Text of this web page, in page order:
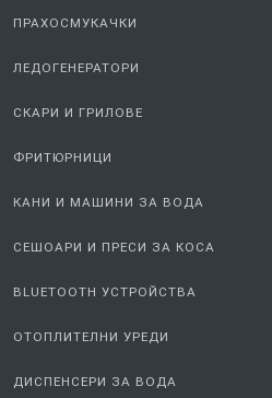
ПРАХОСМУКАЧКИ
ЛЕДОГЕНЕРАТОРИ
СКАРИ И ГРИЛОВЕ
ФРИТЮРНИЦИ
КАНИ И МАШИНИ ЗА ВОДА
СЕШОАРИ И ПРЕСИ ЗА КОСА
BLUETOOTH УСТРОЙСТВА
ОТОПЛИТЕЛНИ УРЕДИ
ДИСПЕНСЕРИ ЗА ВОДА